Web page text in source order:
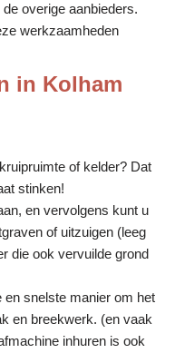
overige aanbieders.
werkzaamheden
in Kolham
of kelder? Dat
stinken!
en vervolgens kunt u
of uitzuigen (leeg
die ook vervuilde grond
snelste manier om het
en breekwerk. (en vaak
inhuren is ook